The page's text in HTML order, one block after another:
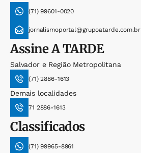
(71) 99601-0020
jornalismoportal@grupoatarde.com.br
AssineA TARDE
Salvador e Região Metropolitana
(71) 2886-1613
Demais localidades
71 2886-1613
Classificados
(71) 99965-8961